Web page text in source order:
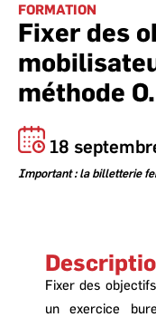
FORMATION
Fixer des
méthode
18
Important : la billetterie
Fixer des
un exercice